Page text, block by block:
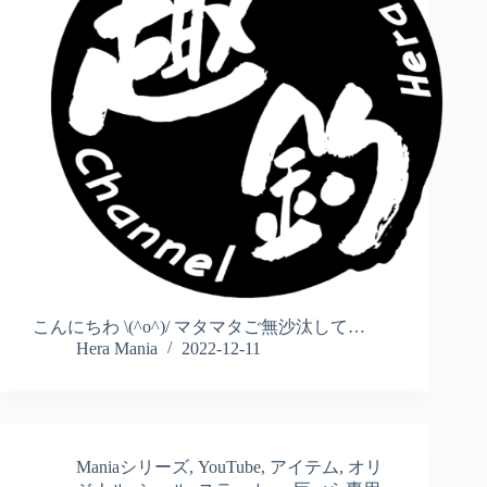
こんにちわ \(^o^)/ マタマタご無沙汰して…
Hera Mania
2022-12-11
Maniaシリーズ, YouTube, アイテム, オリ